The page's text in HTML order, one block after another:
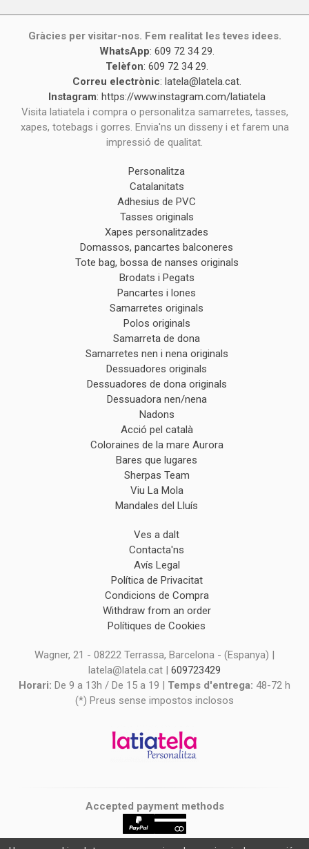
Gràcies per visitar-nos. Fem realitat les teves idees.
WhatsApp: 609 72 34 29.
Telèfon: 609 72 34 29.
Correu electrònic: latela@latela.cat.
Instagram: https://www.instagram.com/latiatela
Visita latiatela i compra o personalitza samarretes, tasses,
xapes, totebags i gorres. Envia'ns un disseny i et farem una
impressió de qualitat.
Personalitza
Catalanitats
Adhesius de PVC
Tasses originals
Xapes personalitzades
Domassos, pancartes balconeres
Tote bag, bossa de nanses originals
Brodats i Pegats
Pancartes i lones
Samarretes originals
Polos originals
Samarreta de dona
Samarretes nen i nena originals
Dessuadores originals
Dessuadores de dona originals
Dessuadora nen/nena
Nadons
Acció pel català
Coloraines de la mare Aurora
Bares que lugares
Sherpas Team
Viu La Mola
Mandales del Lluís
Ves a dalt
Contacta'ns
Avís Legal
Política de Privacitat
Condicions de Compra
Withdraw from an order
Polítiques de Cookies
Wagner, 21 - 08222 Terrassa, Barcelona - (Espanya) |
latela@latela.cat | 609723429
Horari: De 9 a 13h / De 15 a 19 | Temps d'entrega: 48-72 h
(*) Preus sense impostos inclosos
Accepted payment methods